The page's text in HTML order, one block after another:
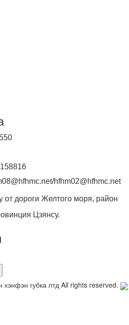
hfhm02@hfhmc.net
от дороги Желтого моря, район
Цзянсу.
губка лтд All rights reserved.